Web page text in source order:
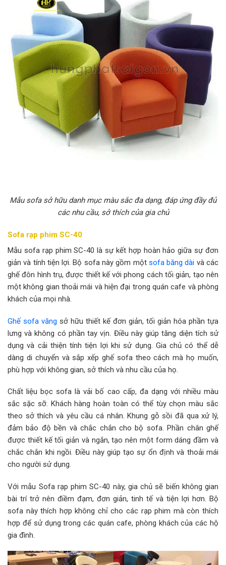
Mẫu sofa sở hữu danh mục màu sắc đa dạng, đáp ứng đầy đủ
các nhu cầu, sở thích của gia chủ
Sofa rạp phim SC-40
Mẫu sofa rạp phim SC-40 là sự kết hợp hoàn hảo giữa sự đơn
giản và tính tiện lợi. Bộ sofa này gồm một sofa băng dài và các
ghế đôn hình trụ, được thiết kế với phong cách tối giản, tạo nên
một không gian thoải mái và hiện đại trong quán cafe và phòng
khách của mọi nhà.
Ghế sofa văng sở hữu thiết kế đơn giản, tối giản hóa phần tựa
lưng và không có phần tay vịn. Điều này giúp tăng diện tích sử
dụng và cải thiện tính tiện lợi khi sử dụng. Gia chủ có thể dễ
dàng di chuyển và sắp xếp ghế sofa theo cách mà họ muốn,
phù hợp với không gian, sở thích và nhu cầu của họ.
Chất liệu bọc sofa là vải bố cao cấp, đa dạng với nhiều màu
sắc sặc sỡ. Khách hàng hoàn toàn có thể tùy chọn màu sắc
theo sở thích và yêu cầu cá nhân. Khung gỗ sồi đã qua xử lý,
đảm bảo độ bền và chắc chắn cho bộ sofa. Phần chân ghế
được thiết kế tối giản và ngắn, tạo nên một form dáng đầm và
chắc chắn khi ngồi. Điều này giúp tạo sự ổn định và thoải mái
cho người sử dụng.
Với mẫu Sofa rạp phim SC-40 này, gia chủ sẽ biến không gian
bài trí trở nên điềm đạm, đơn giản, tinh tế và tiện lợi hơn. Bộ
sofa này thích hợp không chỉ cho các rạp phim mà còn thích
hợp để sử dụng trong các quán cafe, phòng khách của các hộ
gia đình.